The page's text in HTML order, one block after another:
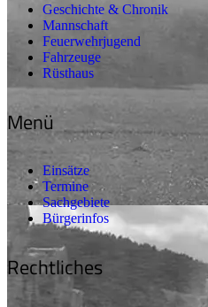
Geschichte & Chronik
Mannschaft
Feuerwehrjugend
Fahrzeuge
Rüsthaus
Menü
Einsätze
Termine
Sachgebiete
Bürgerinfos
Rechtliches